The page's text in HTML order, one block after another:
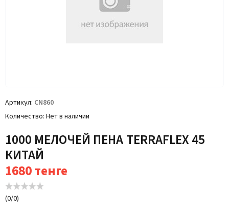
Артикул CN860
Количество Нет в наличии
1000 МЕЛОЧЕЙ ПЕНА TERRAFLEX 45
КИТАЙ
1680тенге
(0/0)